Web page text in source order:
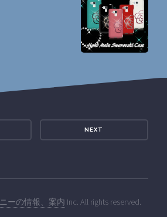
NEXT
ーの情報、案内 Inc. All rights reserved.